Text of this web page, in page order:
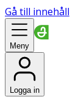
Gå till innehåll
Meny
Logga in